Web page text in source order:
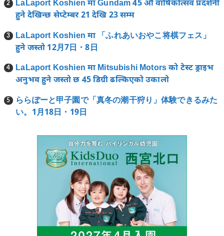
LaLaport Koshien मा Gundam 45 औं वार्षिकोत्सव प्रदर्शनी
हुने देखिन्छ सेप्टेम्बर 21 देखि 23 सम्म
LaLaport Koshien मा 「ふれあいおやこ将棋フェス」
हुने जस्तो 12月7日・8日
LaLaport Koshien मा Mitsubishi Motors को टेस्ट ड्राइभ
अनुभव हुने जस्तो छ 45 डिग्री ढल्किएको उकालो
ららぽーと甲子園で「真冬の潮干狩り」体験できるみた
い。1月18日・19日